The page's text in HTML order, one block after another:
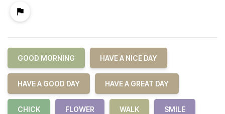
GOOD MORNING HAVE A NICE DAY
HAVE A GOOD DAY HAVE A GREAT DAY
CHICK FLOWER WALK SMILE